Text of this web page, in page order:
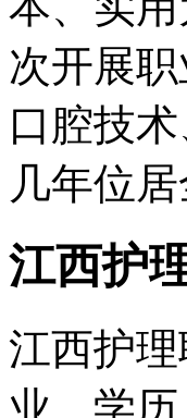
次开展
口腔技
几年位居
江西护
江西护
业、学